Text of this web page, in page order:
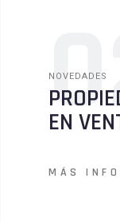
NOVEDADES
EN
MÁS INFO